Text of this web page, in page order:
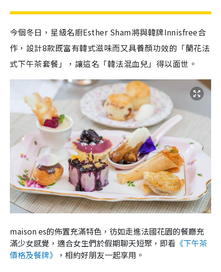
今個冬日，星級名廚Esther Sham將與韓牌Innisfree合
作，設計8款既富有韓式滋味而又具養顏功效的「蘭花法
式下午茶套餐」，讓這名「韓法混血兒」得以面世。
maison es的佈置充滿特色，彷如走進法國花園的餐廳充
滿少女感覺，適合女生們於假期聊天短聚，即看 《下午茶
價格及餐牌》 ，相約好朋友一起享用。